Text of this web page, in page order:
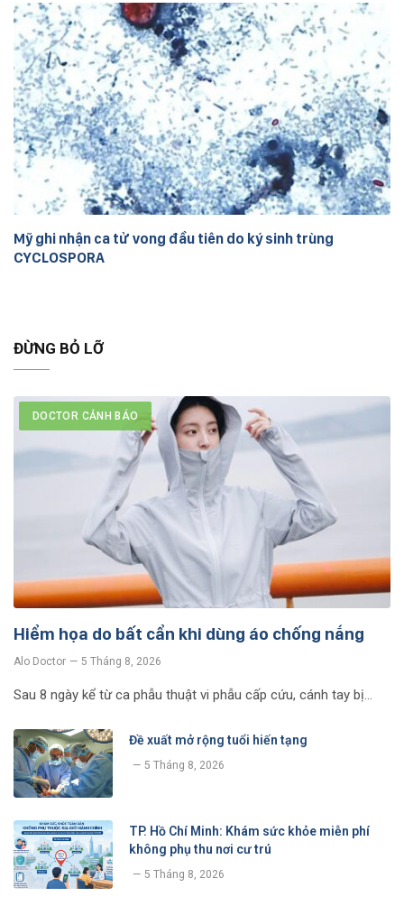
Mỹ ghi nhận ca tử vong đầu tiên do ký sinh trùng
CYCLOSPORA
ĐỪNG BỎ LỠ
DOCTOR CẢNH BÁO
Hiểm họa do bất cẩn khi dùng áo chống nắng
Alo Doctor 5 Tháng 8, 2026
Sau 8 ngày kể từ ca phẫu thuật vi phẫu cấp cứu, cánh tay bị…
Đề xuất mở rộng tuổi hiến tạng
5 Tháng 8, 2026
TP. Hồ Chí Minh: Khám sức khỏe miễn phí
không phụ thu nơi cư trú
5 Tháng 8, 2026